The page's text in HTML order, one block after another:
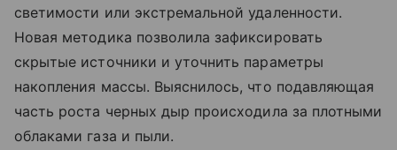
светимости или экстремальной удаленности.
Новая методика позволила зафиксировать
скрытые источники и уточнить параметры
накопления массы. Выяснилось, что подавляющая
часть роста черных дыр происходила за плотными
облаками газа и пыли.